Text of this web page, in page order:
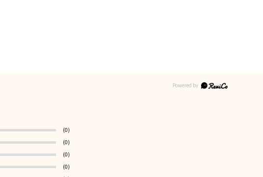
(0)
(0)
(0)
(0)